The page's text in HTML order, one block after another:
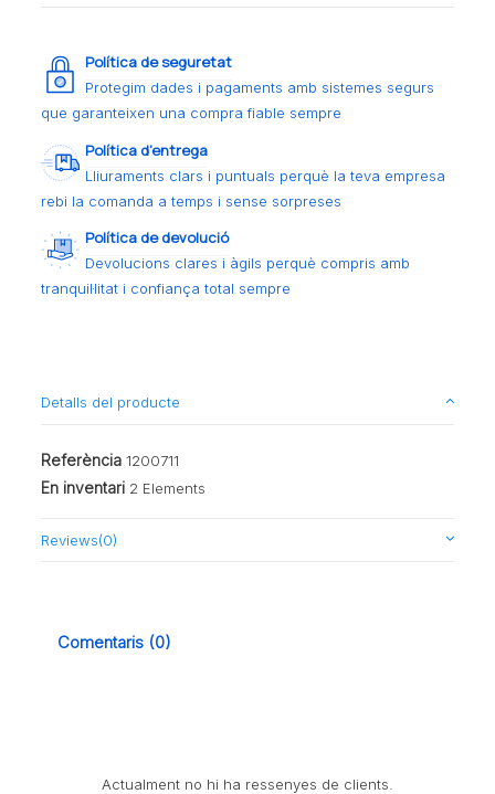
Política de seguretat
Protegim dades i pagaments amb sistemes segurs
que garanteixen una compra fiable sempre
Política d’entrega
Lliuraments clars i puntuals perquè la teva empresa
rebi la comanda a temps i sense sorpreses
Política de devolució
Devolucions clares i àgils perquè compris amb
tranquil·litat i confiança total sempre
Detalls del producte
Referència 1200711
En inventari 2 Elements
Reviews(0)
Comentaris (0)
Actualment no hi ha ressenyes de clients.